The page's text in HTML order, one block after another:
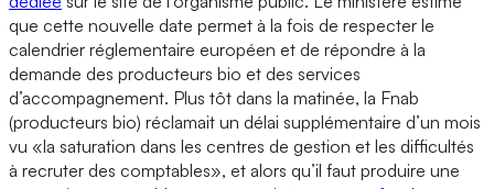
que cette nouvelle date permet à la fois de respecter le
calendrier réglementaire européen et de répondre à la
demande des producteurs bio et des services
d’accompagnement. Plus tôt dans la matinée, la Fnab
(producteurs bio) réclamait un délai supplémentaire d’un mois
vu «la saturation dans les centres de gestion et les difficultés
à recruter des comptables», et alors qu’il faut produire une